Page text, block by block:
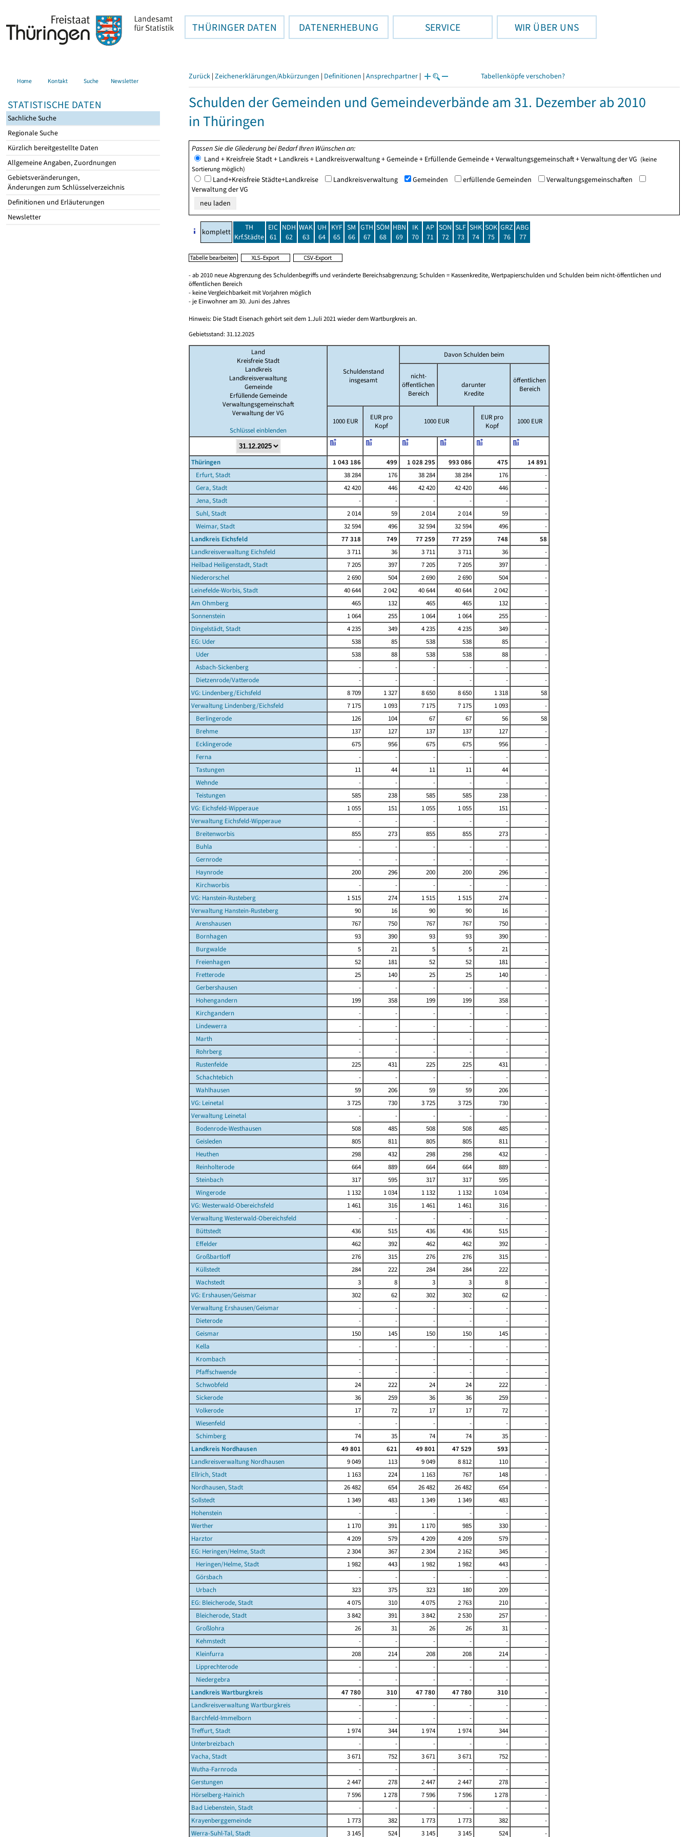
THÜRINGER DATEN DATENERHEBUNG SERVICE WIR ÜBER UNS
Home Kontakt Suche Newsletter
STATISTISCHE DATEN
Sachliche Suche
Regionale Suche
Kürzlich bereitgestellte Daten
Allgemeine Angaben, Zuordnungen
Gebietsveränderungen,
Änderungen zum Schlüsselverzeichnis
Definitionen und Erläuterungen
Newsletter
Zurück | Zeichenerklärungen/Abkürzungen | Definitionen | Ansprechpartner | Tabellenköpfe verschoben?
Schulden der Gemeinden und Gemeindeverbände am 31. Dezember ab 2010
in Thüringen
Passen Sie die Gliederung bei Bedarf Ihren Wünschen an:
Land + Kreisfreie Stadt + Landkreis + Landkreisverwaltung + Gemeinde + Erfüllende Gemeinde + Verwaltungsgemeinschaft + Verwaltung der VG (keine
Sortierung möglich)
Land+Kreisfreie Städte+Landkreise Landkreisverwaltung Gemeinden erfüllende Gemeinden
Verwaltungsgemeinschaften
Verwaltung der VG
komplett
TH
Krf.Städte
EIC
61
NDH
62
WAK
63
UH
64
KYF
65
SM
66
GTH
67
SÖM
68
HBN
69
IK
70
AP
71
SON
72
SLF
73
SHK
74
SOK
75
GRZ
76
ABG
77
- ab 2010 neue Abgrenzung des Schuldenbegriffs und veränderte Bereichsabgrenzung; Schulden = Kassenkredite, Wertpapierschulden und Schulden beim nicht-öffentlichen und
öffentlichen Bereich
- keine Vergleichbarkeit mit Vorjahren möglich
- je Einwohner am 30. Juni des Jahres
Hinweis: Die Stadt Eisenach gehört seit dem 1.Juli 2021 wieder dem Wartburgkreis an.
Gebietsstand: 31.12.2025
Land
Kreisfreie Stadt
Landkreis
Landkreisverwaltung
Gemeinde
Erfüllende Gemeinde
Verwaltungsgemeinschaft
Verwaltung der VG
Schlüssel einblenden
Schuldenstand
insgesamt
Davon Schulden beim
nicht-
öffentlichen
Bereich
darunter
Kredite
öffentlichen
Bereich
1000 EUR
EUR pro
Kopf
1000 EUR
EUR pro
Kopf
1000 EUR
Thüringen 1 043 186 499 1 028 295 993 086 475
14 891
Erfurt, Stadt
38 284 176 38 284 38 284 176
-
Gera, Stadt
42 420 446 42 420 42 420 446
-
Jena, Stadt
- - - - -
-
Suhl, Stadt
2 014 59 2 014 2 014 59
-
Weimar, Stadt
32 594 496 32 594 32 594 496
-
Landkreis Eichsfeld
77 318 749 77 259 77 259 748
58
Landkreisverwaltung Eichsfeld
3 711 36 3 711 3 711 36
-
Heilbad Heiligenstadt, Stadt
7 205 397 7 205 7 205 397
-
Niederorschel
2 690 504 2 690 2 690 504
-
Leinefelde-Worbis, Stadt
40 644 2 042 40 644 40 644 2 042
-
Am Ohmberg
465 132 465 465 132
-
Sonnenstein
1 064 255 1 064 1 064 255
-
Dingelstädt, Stadt
4 235 349 4 235 4 235 349
-
EG: Uder
538 85 538 538 85
-
Uder
538 88 538 538 88
-
Asbach-Sickenberg
- - - - -
-
Dietzenrode/Vatterode
- - - - -
-
VG: Lindenberg/Eichsfeld
8 709 1 327 8 650 8 650 1 318
58
Verwaltung Lindenberg/Eichsfeld
7 175 1 093 7 175 7 175 1 093
-
Berlingerode
126 104 67 67 56
58
Brehme
137 127 137 137 127
-
Ecklingerode
675 956 675 675 956
-
Ferna
- - - - -
-
Tastungen
11 44 11 11 44
-
Wehnde
- - - - -
-
Teistungen
585 238 585 585 238
-
VG: Eichsfeld-Wipperaue
1 055 151 1 055 1 055 151
-
Verwaltung Eichsfeld-Wipperaue
- - - - -
-
Breitenworbis
855 273 855 855 273
-
Buhla
- - - - -
-
Gernrode
- - - - -
-
Haynrode
200 296 200 200 296
-
Kirchworbis
- - - - -
-
VG: Hanstein-Rusteberg
1 515 274 1 515 1 515 274
-
Verwaltung Hanstein-Rusteberg
90 16 90 90 16
-
Arenshausen
767 750 767 767 750
-
Bornhagen
93 390 93 93 390
-
Burgwalde
5 21 5 5 21
-
Freienhagen
52 181 52 52 181
-
Fretterode
25 140 25 25 140
-
Gerbershausen
- - - - -
-
Hohengandern
199 358 199 199 358
-
Kirchgandern
- - - - -
-
Lindewerra
- - - - -
-
Marth
- - - - -
-
Rohrberg
- - - - -
-
Rustenfelde
225 431 225 225 431
-
Schachtebich
- - - - -
-
Wahlhausen
59 206 59 59 206
-
VG: Leinetal
3 725 730 3 725 3 725 730
-
Verwaltung Leinetal
- - - - -
-
Bodenrode-Westhausen
508 485 508 508 485
-
Geisleden
805 811 805 805 811
-
Heuthen
298 432 298 298 432
-
Reinholterode
664 889 664 664 889
-
Steinbach
317 595 317 317 595
-
Wingerode
1 132 1 034 1 132 1 132 1 034
-
VG: Westerwald-Obereichsfeld
1 461 316 1 461 1 461 316
-
Verwaltung Westerwald-Obereichsfeld
- - - - -
-
Büttstedt
436 515 436 436 515
-
Effelder
462 392 462 462 392
-
Großbartloff
276 315 276 276 315
-
Küllstedt
284 222 284 284 222
-
Wachstedt
3 8 3 3 8
-
VG: Ershausen/Geismar
302 62 302 302 62
-
Verwaltung Ershausen/Geismar
- - - - -
-
Dieterode
- - - - -
-
Geismar
150 145 150 150 145
-
Kella
- - - - -
-
Krombach
- - - - -
-
Pfaffschwende
- - - - -
-
Schwobfeld
24 222 24 24 222
-
Sickerode
36 259 36 36 259
-
Volkerode
17 72 17 17 72
-
Wiesenfeld
- - - - -
-
Schimberg
74 35 74 74 35
-
Landkreis Nordhausen
49 801 621 49 801 47 529 593
-
Landkreisverwaltung Nordhausen
9 049 113 9 049 8 812 110
-
Ellrich, Stadt
1 163 224 1 163 767 148
-
Nordhausen, Stadt
26 482 654 26 482 26 482 654
-
Sollstedt
1 349 483 1 349 1 349 483
-
Hohenstein
- - - - -
-
Werther
1 170 391 1 170 985 330
-
Harztor
4 209 579 4 209 4 209 579
-
EG: Heringen/Helme, Stadt
2 304 367 2 304 2 162 345
-
Heringen/Helme, Stadt
1 982 443 1 982 1 982 443
-
Görsbach
- - - - -
-
Urbach
323 375 323 180 209
-
EG: Bleicherode, Stadt
4 075 310 4 075 2 763 210
-
Bleicherode, Stadt
3 842 391 3 842 2 530 257
-
Großlohra
26 31 26 26 31
-
Kehmstedt
- - - - -
-
Kleinfurra
208 214 208 208 214
-
Lipprechterode
- - - - -
-
Niedergebra
- - - - -
-
Landkreis Wartburgkreis
47 780 310 47 780 47 780 310
-
Landkreisverwaltung Wartburgkreis
- - - - -
-
Barchfeld-Immelborn
- - - - -
-
Treffurt, Stadt
1 974 344 1 974 1 974 344
-
Unterbreizbach
- - - - -
-
Vacha, Stadt
3 671 752 3 671 3 671 752
-
Wutha-Farnroda
- - - - -
-
Gerstungen
2 447 278 2 447 2 447 278
-
Hörselberg-Hainich
7 596 1 278 7 596 7 596 1 278
-
Bad Liebenstein, Stadt
- - - - -
-
Krayenberggemeinde
1 773 382 1 773 1 773 382
-
Werra-Suhl-Tal, Stadt
3 145 524 3 145 3 145 524 -